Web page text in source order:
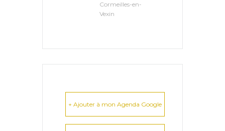
Cormeilles-en-
Vexin
+ Ajouter à mon Agenda Google